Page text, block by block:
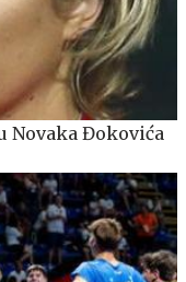
Novaka Đokovića